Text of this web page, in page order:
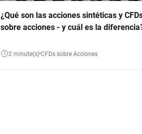
¿Qué son las acciones sintéticas y
sobre acciones - y cuál es la
2 minute(s) CFDs sobre Acciones